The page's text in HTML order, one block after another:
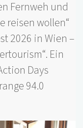
Fernweh und
reisen wollen“
2026 in Wien –
Ein
Days
94.0